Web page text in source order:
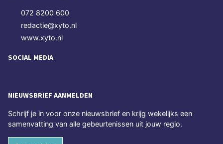
072 8200 600
redactie@xyto.nl
www.xyto.nl
SOCIAL MEDIA
NIEUWSBRIEF AANMELDEN
Schrijf je in voor onze nieuwsbrief en krijg wekelijks een
samenvatting van alle gebeurtenissen uit jouw regio.